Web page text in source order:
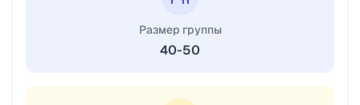
Размер группы
40-50